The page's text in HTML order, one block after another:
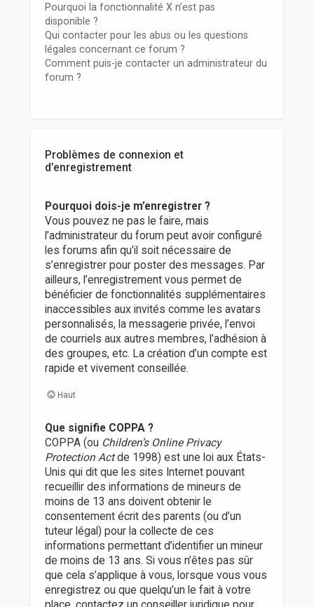
Pourquoi la fonctionnalité X n’est pas
disponible ?
Qui contacter pour les abus ou les questions
légales concernant ce forum ?
Comment puis-je contacter un administrateur du
forum ?
Problèmes de connexion et
d’enregistrement
Pourquoi dois-je m’enregistrer ?
Vous pouvez ne pas le faire, mais
l’administrateur du forum peut avoir configuré
les forums afin qu’il soit nécessaire de
s’enregistrer pour poster des messages. Par
ailleurs, l’enregistrement vous permet de
bénéficier de fonctionnalités supplémentaires
inaccessibles aux invités comme les avatars
personnalisés, la messagerie privée, l’envoi
de courriels aux autres membres, l’adhésion à
des groupes, etc. La création d’un compte est
rapide et vivement conseillée.
Haut
Que signifie COPPA ?
COPPA (ou Children’s Online Privacy
Protection Actde 1998) est une loi aux États-
Unis qui dit que les sites Internet pouvant
recueillir des informations de mineurs de
moins de 13 ans doivent obtenir le
consentement écrit des parents (ou d’un
tuteur légal) pour la collecte de ces
informations permettant d’identifier un mineur
de moins de 13 ans. Si vous n’êtes pas sûr
que cela s’applique à vous, lorsque vous vous
enregistrez ou que quelqu’un le fait à votre